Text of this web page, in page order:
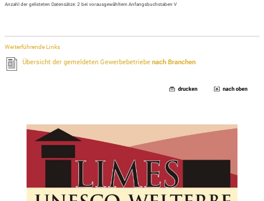
Anzahl der gelisteten Datensätze: 2 bei vorausgewähltem Anfangsbuchstaben V
Weiterführende Links
Übersicht der gemeldeten Gewerbebetriebenach Branchen
drucken nach oben